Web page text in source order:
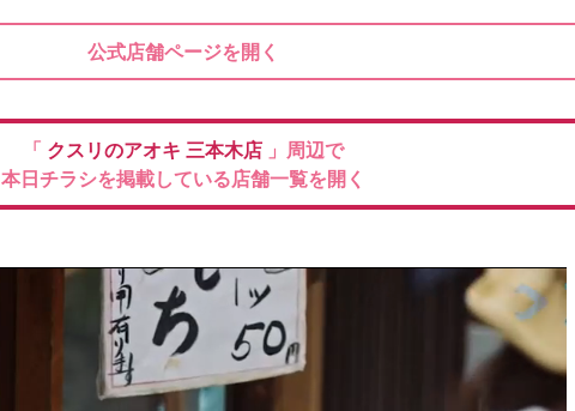
公式店舗ページを開く
「 クスリのアオキ 三本木店 」周辺で
本日チラシを掲載している店舗一覧を開く